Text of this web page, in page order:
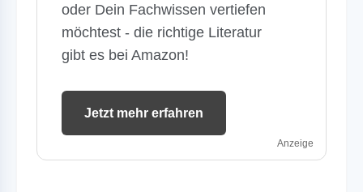
oder Dein Fachwissen vertiefen
möchtest - die richtige Literatur
gibt es bei Amazon!
Jetzt mehr erfahren
Anzeige